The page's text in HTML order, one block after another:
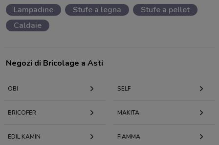
Lampadine
Stufe a legna
Stufe a pellet
Caldaie
Negozi di Bricolage a Asti
OBI SELF
BRICOFER MAKITA
EDIL KAMIN FIAMMA